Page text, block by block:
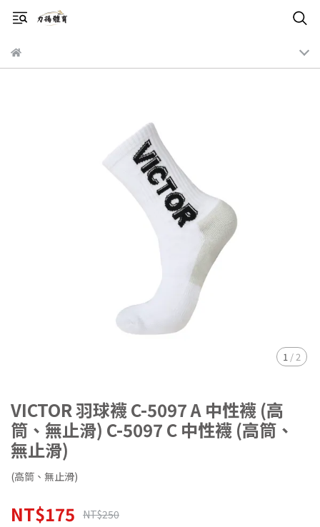
1 / 2
VICTOR 羽球襪 C-5097 A 中性襪 (高
筒、無止滑) C-5097 C 中性襪 (高筒、
無止滑)
(高筒、無止滑)
NT$175 NT$250